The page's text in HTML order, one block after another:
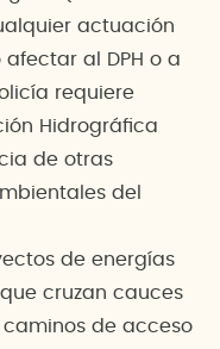
actuación
al DPH o a
requiere
Hidrográfica
de otras
del
de energías
cruzan cauces
de acceso